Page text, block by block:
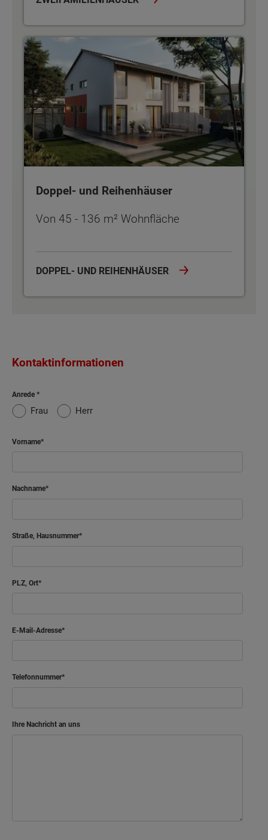
Doppel- und Reihenhäuser
Doppel- und Reihenhäuser
Von 45 - 136 m² Wohnfläche
DOPPEL- UND REIHENHÄUSER
Kontaktinformationen
Anrede
Frau Herr
Vorname
Nachname
Straße, Hausnummer
PLZ, Ort
E-Mail-Adresse
Telefonnummer
Ihre Nachricht an uns